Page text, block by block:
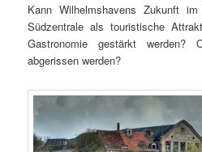
Kann Wilhelmshavens Zukunft
Südzentrale als touristische
Gastronomie gestärkt werden?
abgerissen werden?